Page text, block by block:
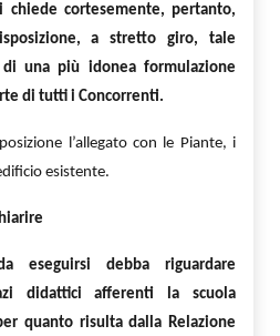
chiede cortesemente, pertanto,
a stretto giro, tale
una più idonea formulazione
di tutti i Concorrenti.
l’allegato con le Piante, i
esistente.
eseguirsi debba riguardare
didattici afferenti la scuola
quanto risulta dalla Relazione